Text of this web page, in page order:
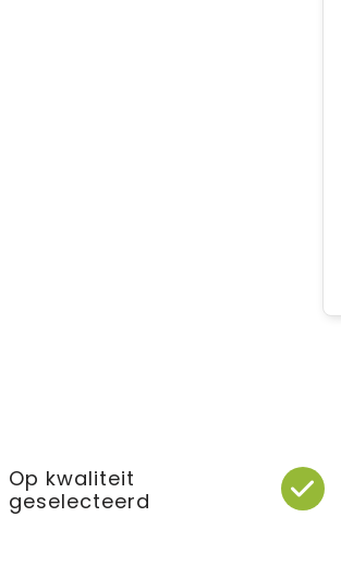
Op kwaliteit
geselecteerd